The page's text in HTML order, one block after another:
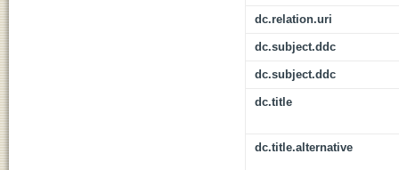
dc.relation.uri
dc.subject.ddc
dc.subject.ddc
dc.title
dc.title.alternative